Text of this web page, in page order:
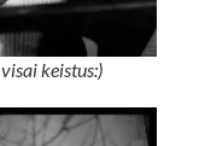
keistus:)